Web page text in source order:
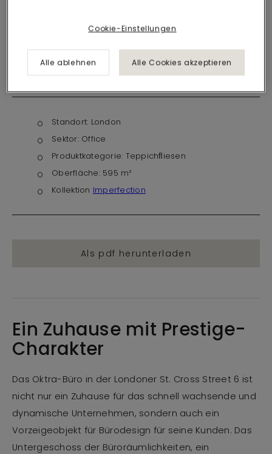
Unternehmen eine Bodenbelagslösung, die seine Fähigkeit
und unterstützend sind. Entdecken Sie unsere Premium-
Teppichfliesen der Kollektion Imperfection.
Standort: London
Sektor: Office
Produktkategorie: Teppichﬂiesen
Oberfläche: 595 m²
Kollektion Imperfection
Als pdf herunterladen
Ein Zuhause mit Prestige-
Charakter
Das Oktra-Büro in der Londoner St. Cross Street 6 ist
nicht nur ein Zuhause für das schnell wachsende und
dynamische Unternehmen, sondern auch ein
Vorzeigeobjekt für Bürodesign für seine Kunden. Das
Untergeschoss der Büroräumlichkeiten, ein
Cookie-Einstellungen
Alle ablehnen Alle Cookies akzeptieren